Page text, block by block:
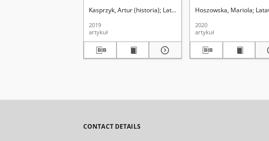
Republic (Selected research
Kasprzyk, Artur (historia) Latawiec, Krzysztof. Red.
2019
artykuł
Hoszowska, Mariola
2020
artykuł
CONTACT DETAILS